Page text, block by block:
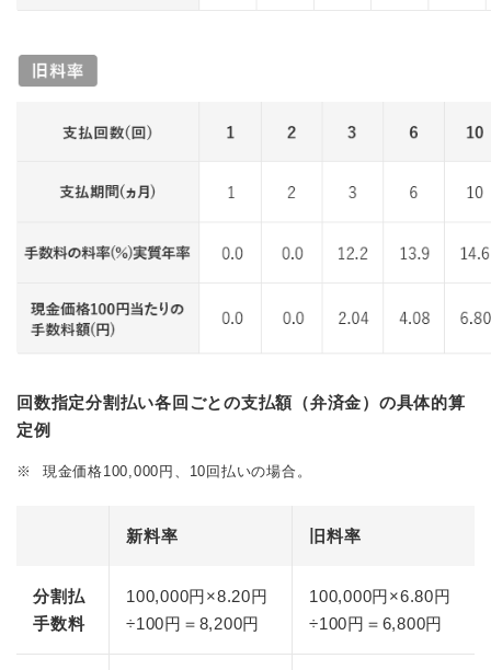
回数指定分割払い各回ごとの支払額（弁済金）の具体的算
定例
※ 現金価格100,000円、10回払いの場合。
新料率 旧料率
分割払
手数料
100,000円×8.20円
÷100円＝8,200円
100,000円×6.80円
÷100円＝6,800円